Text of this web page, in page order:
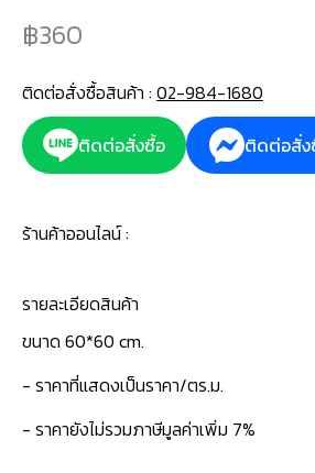
360
ติดต่อสั่งซื้อสินค้า : 02-984-1680
ติดต่อสั่งซื้อ
ติดต่อสั่ง
ร้านค้าออนไลน์ :
รายละเอียดสินค้า
ขนาด 60*60 cm.
- ราคาที่แสดงเป็นราคา/ตร.ม.
- ราคายังไม่รวมภาษีมูลค่าเพิ่ม 7%